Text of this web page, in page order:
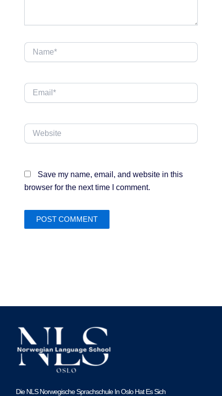
Name*
Email*
Website
Save my name, email, and website in this
browser for the next time I comment.
Die NLS Norwegische Sprachschule In Oslo Hat Es Sich